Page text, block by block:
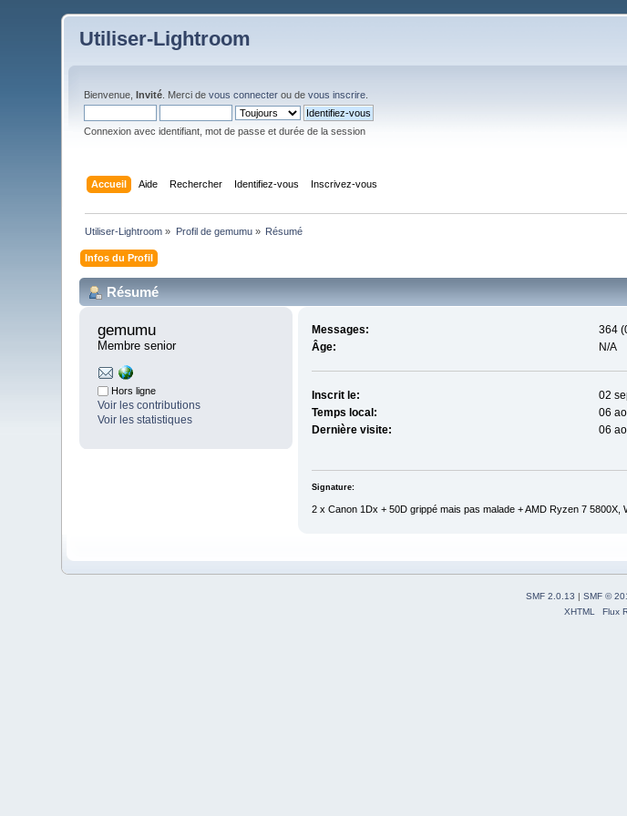
Utiliser-Lightroom
Bienvenue,Invité . Merci devous connecter ou devous inscrire
Connexion avec identifiant, mot de passe et durée de la session
Accueil Aide Rechercher Identifiez-vous Inscrivez-vous
Utiliser-Lightroom » Profil de gemumu» Résumé
Infos du Profil
Résumé
gemumu
Membre senior
Hors ligne
Voir les contributions
Voir les statistiques
Messages:
364
Âge:
N/A
Inscrit le:
02
Temps local:
06
Dernière visite:
06
Signature:
2 x Canon 1Dx + 50D grippé mais pas malade + AMD Ryzen 7
SMF 2.0.13 | SMF ©
XHTML
Flux